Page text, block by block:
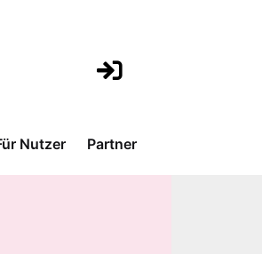
Nutzer Partner